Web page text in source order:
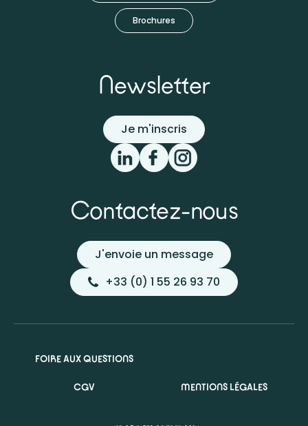
Brochures
Newsletter
Je m'inscris
Contactez-nous
J'envoie un message
+33 (0) 1 55 26 93 70
CGV MENTIONS LÉGALES
FOIRE AUX QUESTIONS